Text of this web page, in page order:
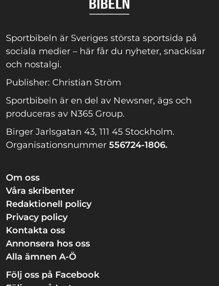
Sportbibeln är Sveriges största sportsida på
sociala medier – här får du nyheter, snackisar
och nostalgi.
Publisher: Christian Ström
Sportbibeln är en del av Newsner, ägs och
produceras av N365 Group.
Birger Jarlsgatan 43, 111 45 Stockholm.
Organisationsnummer 556724-1806.
Om oss
Våra skribenter
Redaktionell policy
Privacy policy
Kontakta oss
Annonsera hos oss
Alla ämnen A-Ö
Följ oss på Facebook